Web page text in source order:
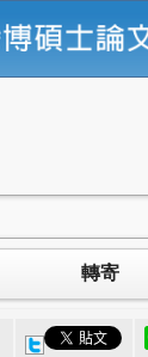
轉寄